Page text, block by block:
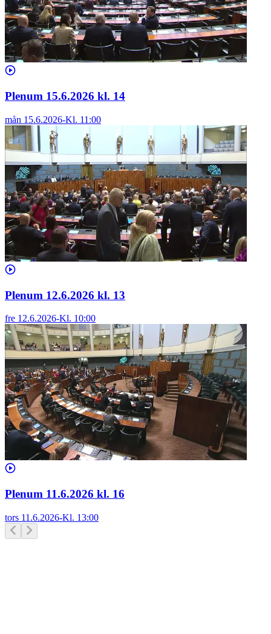
Plenum 15.6.2026 kl. 14
mån 15.6.2026-Kl. 11:00
Plenum 12.6.2026 kl. 13
fre 12.6.2026-Kl. 10:00
Plenum 11.6.2026 kl. 16
tors 11.6.2026-Kl. 13:00